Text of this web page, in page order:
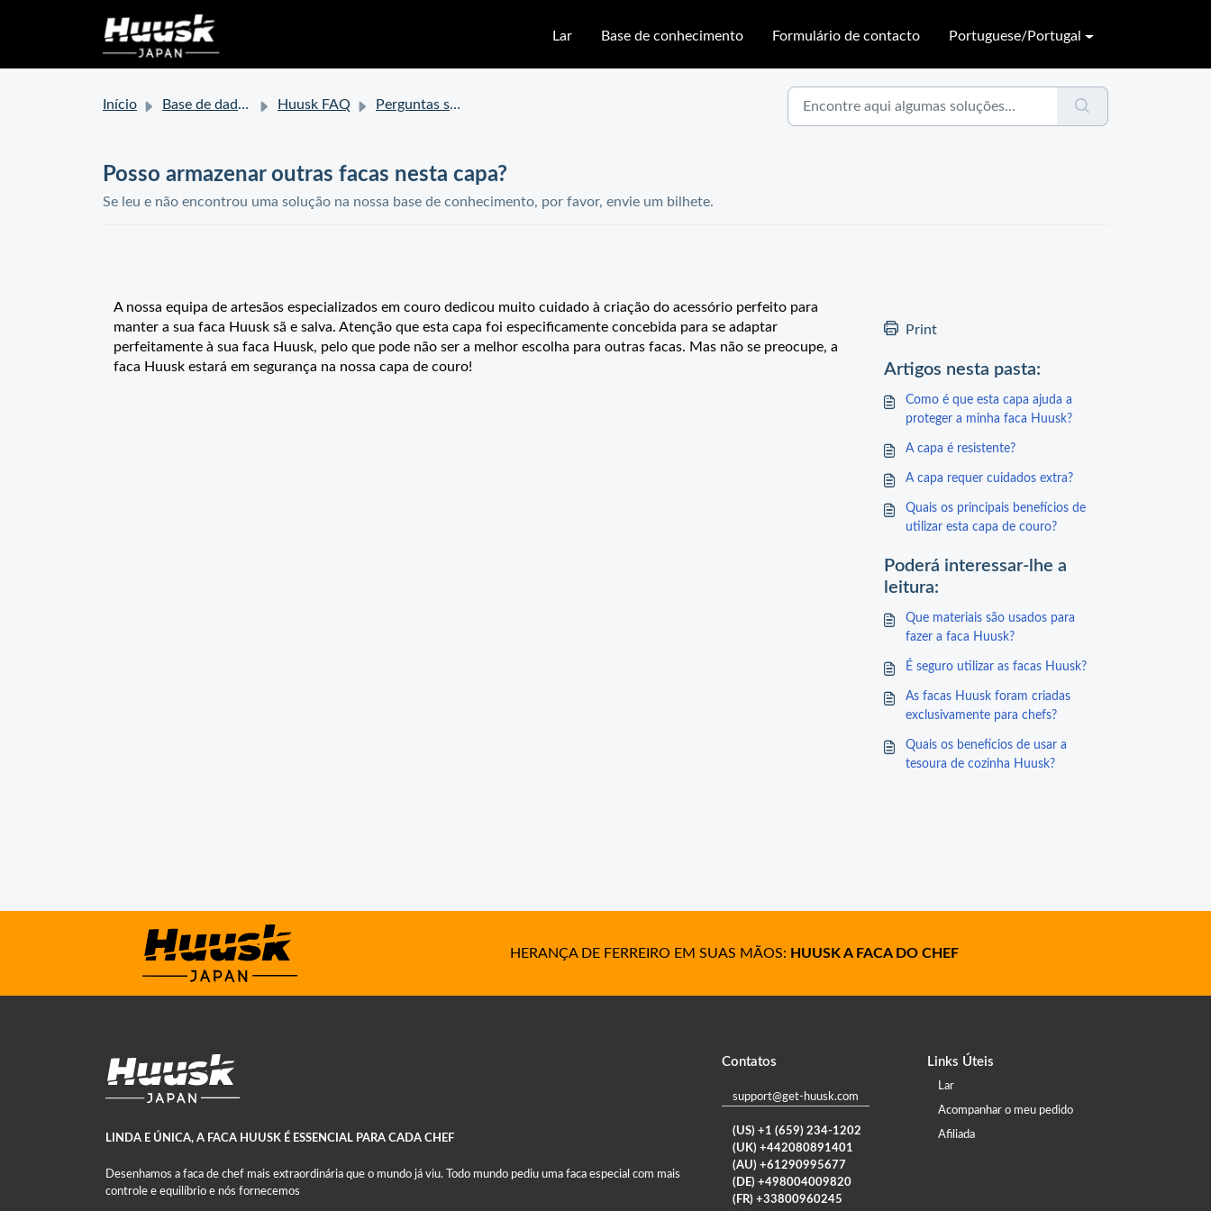
Lar Base de conhecimento Formulário de contacto Portuguese/Portugal
Início Base de dados de conhecimento Huusk FAQ Perguntas sobre a capa de couro Huusk
Posso armazenar outras facas nesta capa?
Se leu e não encontrou uma solução na nossa base de conhecimento, por favor, envie um bilhete.
A nossa equipa de artesãos especializados em couro dedicou muito cuidado à criação do acessório perfeito para
manter a sua faca Huusk sã e salva. Atenção que esta capa foi especificamente concebida para se adaptar
perfeitamente à sua faca Huusk, pelo que pode não ser a melhor escolha para outras facas. Mas não se preocupe, a
faca Huusk estará em segurança na nossa capa de couro!
Print
Artigos nesta pasta:
Como é que esta capa ajuda a
proteger a minha faca Huusk?
A capa é resistente?
A capa requer cuidados extra?
Quais os principais benefícios de
utilizar esta capa de couro?
Poderá interessar-lhe a
leitura:
Que materiais são usados para
fazer a faca Huusk?
É seguro utilizar as facas Huusk?
As facas Huusk foram criadas
exclusivamente para chefs?
Quais os benefícios de usar a
tesoura de cozinha Huusk?
HERANÇA DE FERREIRO EM SUAS MÃOS: HUUSK A FACA DO CHEF
LINDA E ÚNICA, A FACA HUUSK É ESSENCIAL PARA CADA CHEF
Desenhamos a faca de chef mais extraordinária que o mundo já viu. Todo mundo pediu uma faca especial com mais
controle e equilíbrio e nós fornecemos
Contatos
support@get-huusk.com
(US) +1 (659) 234-1202
(UK) +442080891401
(AU) +61290995677
(DE) +498004009820
(FR) +33800960245
Links Úteis
Lar
Acompanhar o meu pedido
Afiliada